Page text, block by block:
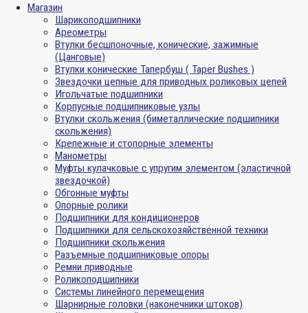
Магазин
Шарикоподшипники
Ареометры
Втулки бесшпоночные, конические, зажимные
(Цанговые)
Втулки конические Тапербуш ( Taper Bushes )
Звездочки цепные для приводных роликовых цепей
Игольчатые подшипники
Корпусные подшипниковые узлы
Втулки скольжения (биметаллические подшипники
скольжения)
Крепежные и стопорные элементы
Манометры
Муфты кулачковые с упругим элементом (эластичной
звездочкой)
Обгонные муфты
Опорные ролики
Подшипники для кондиционеров
Подшипники для сельскохозяйственной техники
Подшипники скольжения
Разъемные подшипниковые опоры
Ремни приводные
Роликоподшипники
Системы линейного перемещения
Шарнирные головки (наконечники штоков)